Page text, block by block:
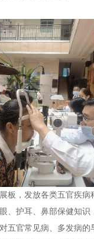
板，发放各类五官疾病
、护耳、鼻部保健知识
五官常见病、多发病的